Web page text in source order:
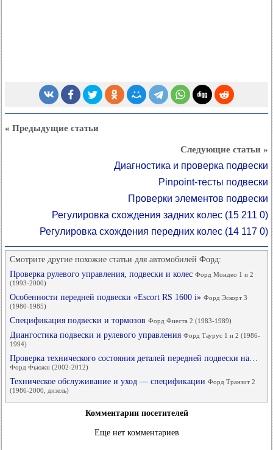
« Предыдущие статьи
Следующие статьи »
Диагностика и проверка подвески
Pinpoint-тесты подвески
Проверки элементов подвески
Регулировка схождения задних колес (15 211 0)
Регулировка схождения передних колес (14 117 0)
Смотрите другие похожие статьи для автомобилей Форд:
Проверка рулевого управления, подвески и колес Форд Мондео 1 и 2
(1993-2000)
Особенности передней подвески «Escort RS 1600 i» Форд Эскорт 3
(1980-1985)
Спецификация подвески и тормозов Форд Фиеста 2 (1983-1989)
Диангостика подвески и рулевого управления Форд Таурус 1 и 2 (1986-
1994)
Проверка технического состояния деталей передней подвески на…
Форд Фьюжн (2002-2012)
Техническое обслуживание и уход — спецификации Форд Транзит 2
(1986-2000, дизель)
Комментарии посетителей
Еще нет комментариев